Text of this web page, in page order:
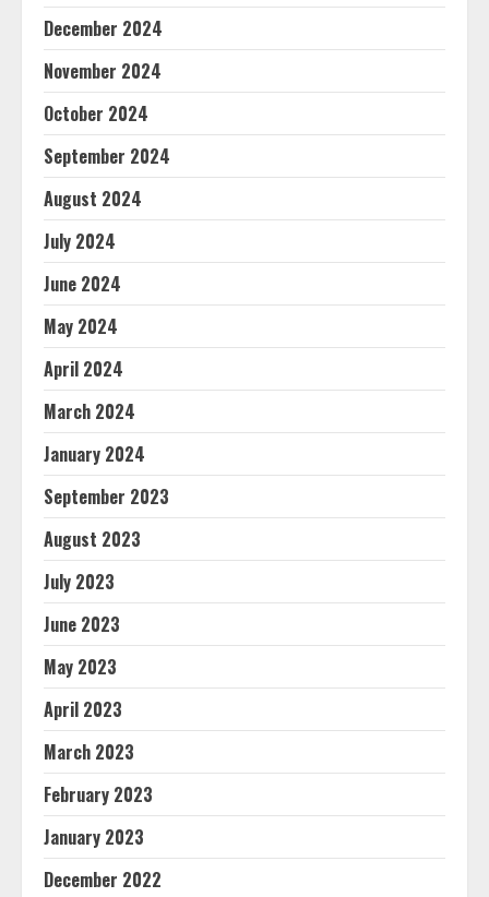
December 2024
November 2024
October 2024
September 2024
August 2024
July 2024
June 2024
May 2024
April 2024
March 2024
January 2024
September 2023
August 2023
July 2023
June 2023
May 2023
April 2023
March 2023
February 2023
January 2023
December 2022